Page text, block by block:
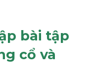
bài tập
cổ và